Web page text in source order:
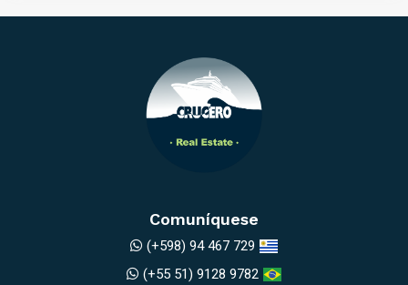
Comuníquese
(+598) 94 467 729
(+55 51) 9128 9782